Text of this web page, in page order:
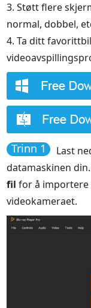
3. Støtt flere
normal, dobbel,
4. Ta ditt
Trinn 1
Last
datamaskinen
fil for å importere
videokameraet.